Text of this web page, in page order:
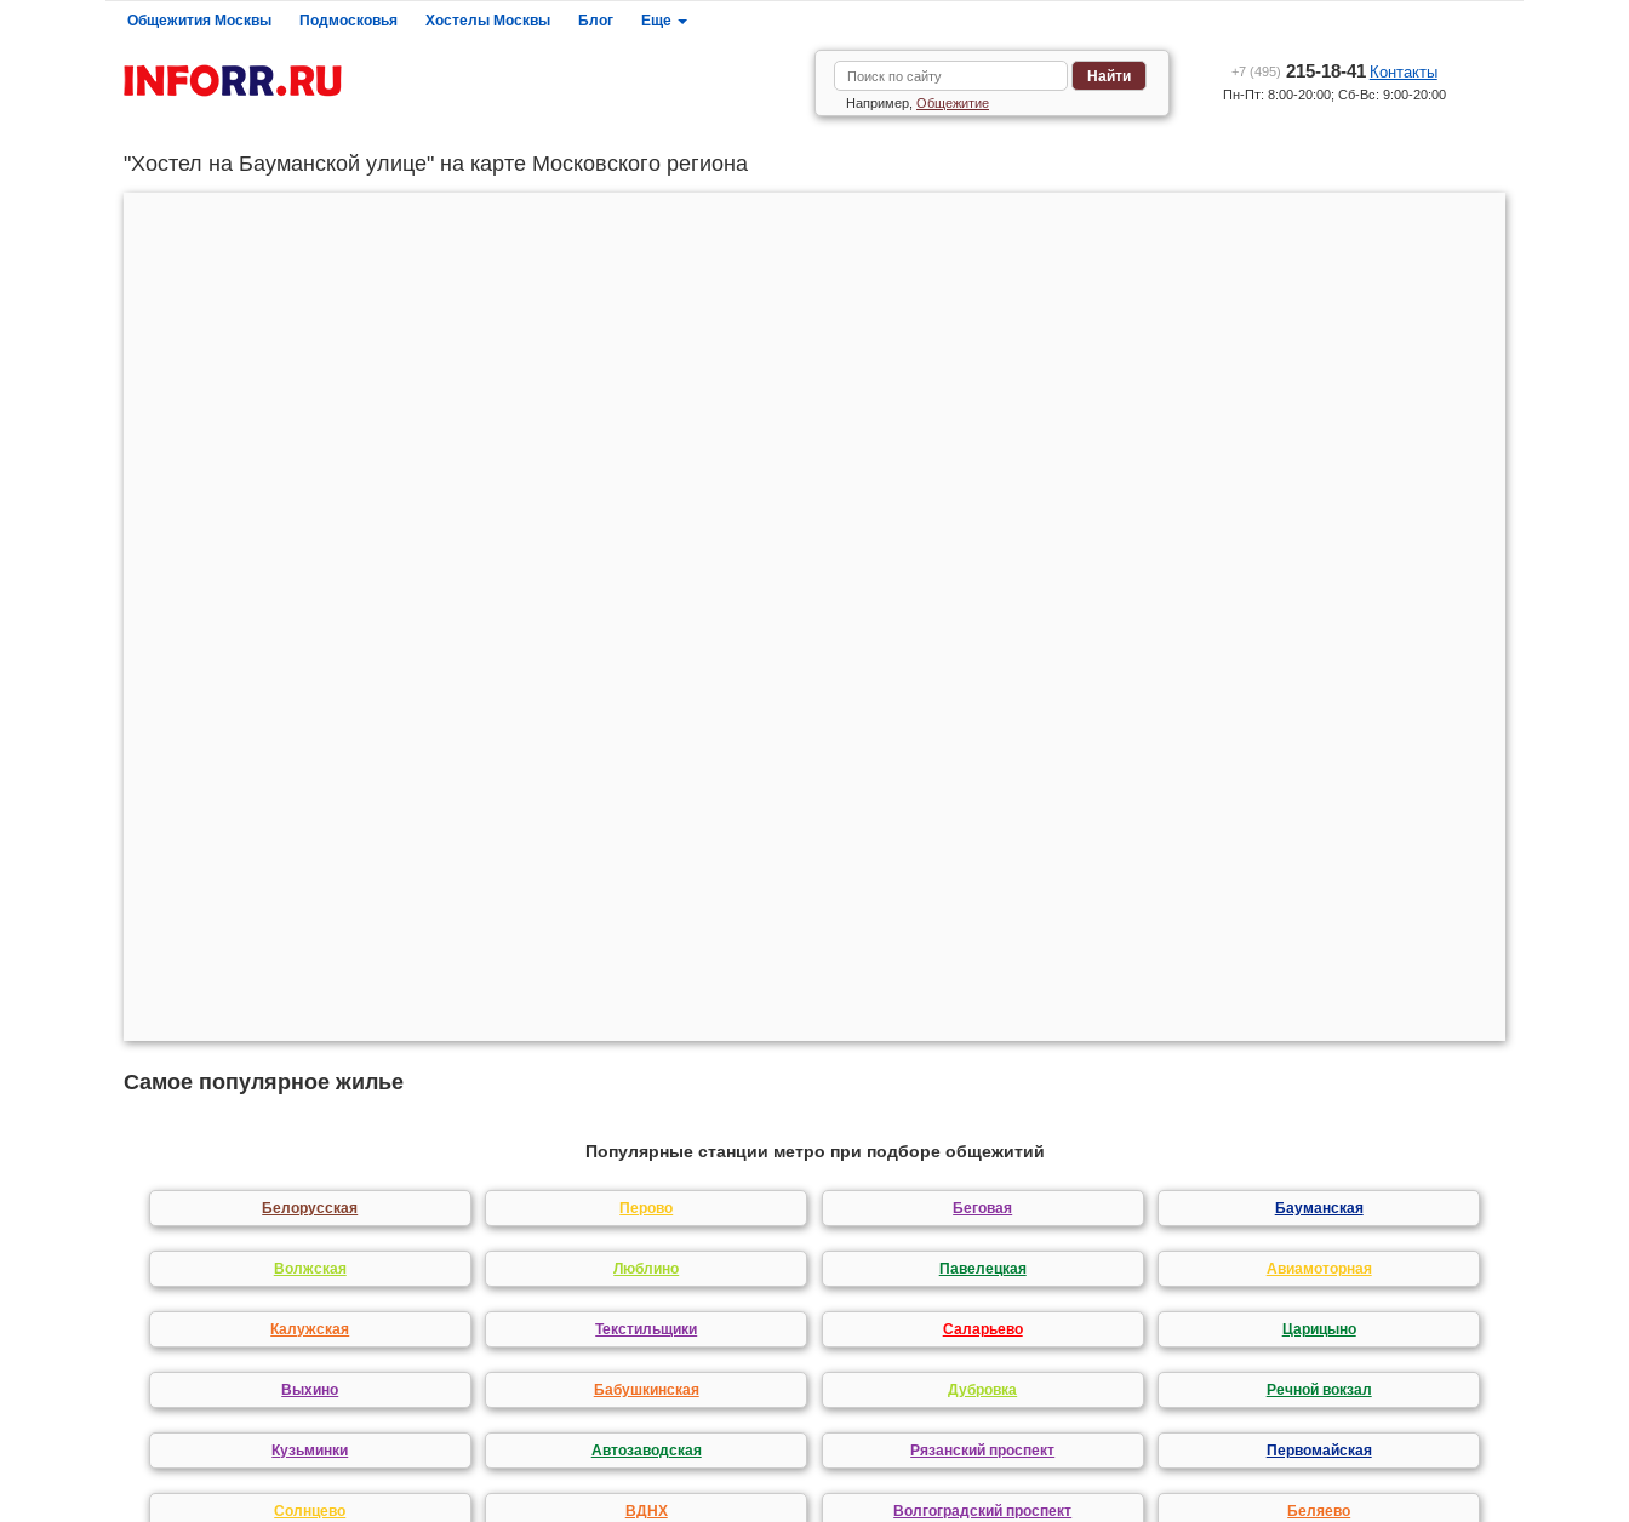
Общежития Москвы Подмосковья Хостелы Москвы Блог Еще
Найти
Например, Общежитие
+7 (495) 215-18-41 Контакты
Пн-Пт: 8:00-20:00; Сб-Вс: 9:00-20:00
"Хостел на Бауманской улице" на карте Московского региона
Самое популярное жилье
Популярные станции метро при подборе общежитий
Белорусская Перово Беговая Бауманская
Волжская Люблино Павелецкая Авиамоторная
Калужская Текстильщики Саларьево Царицыно
Выхино Бабушкинская Дубровка Речной вокзал
Кузьминки Автозаводская Рязанский проспект Первомайская
Солнцево ВДНХ Волгоградский проспект Беляево